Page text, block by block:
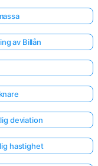
av Billån
deviation
hastighet